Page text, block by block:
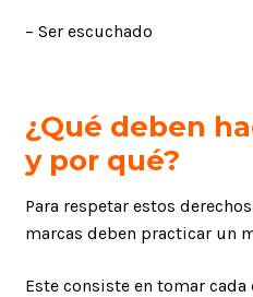
– Ser escuchado
¿Qué deben
y por qué?
Para respetar estos
marcas deben practicar un
Este consiste en tomar